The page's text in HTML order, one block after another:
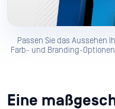
Passen Sie das Aussehen
Farb- und Branding-
Eine